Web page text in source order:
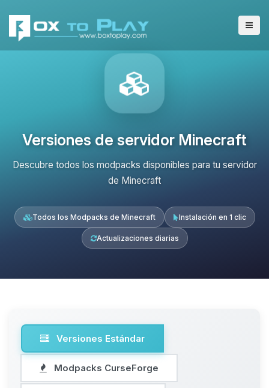
Versiones de servidor Minecraft
Descubre todos los modpacks disponibles para tu servidor
de Minecraft
Todos los Modpacks de Minecraft Instalación en 1 clic
Actualizaciones diarias
Versiones Estándar
Modpacks CurseForge